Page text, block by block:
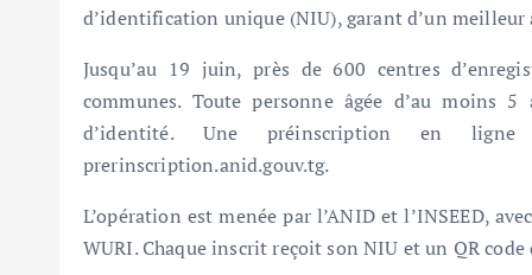
d’identification unique (NIU), garant d’un meilleur
Jusqu’au 19 juin, près de 600 centres
communes. Toute personne âgée d’au moins
d’identité. Une préinscription en
prerinscription.anid.gouv.tg.
L’opération est menée par l’ANID et l’INSEED,
WURI. Chaque inscrit reçoit son NIU et un QR